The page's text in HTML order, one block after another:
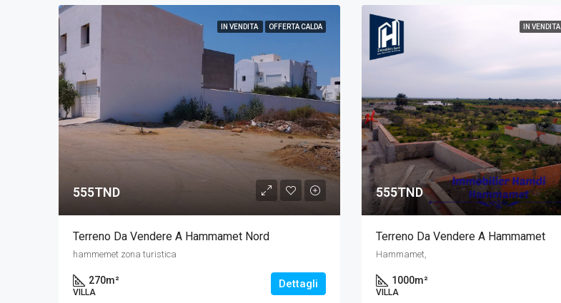
IN VENDITA OFFERTA CALDA
555TND
Terreno Da Vendere A Hammamet Nord
hammemet zona turistica
270m²
VILLA
Dettagli
IN VENDITA
555TND
Terreno Da Vendere A Hammamet
Hammamet,
1000m²
VILLA